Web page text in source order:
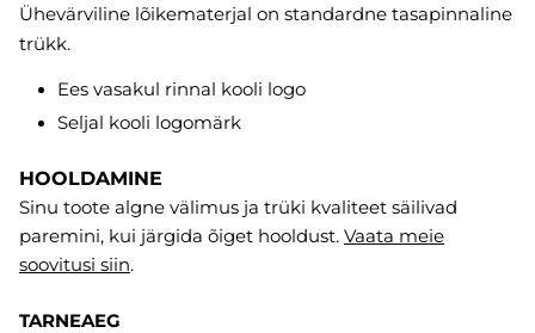
Ühevärviline lõikematerjal on standardne tasapinnaline
trükk.
Ees vasakul rinnal kooli logo
Seljal kooli logomärk
HOOLDAMINE
Sinu toote algne välimus ja trüki kvaliteet säilivad
paremini, kui järgida õiget hooldust. Vaata meie
soovitusi siin.
TARNEAEG